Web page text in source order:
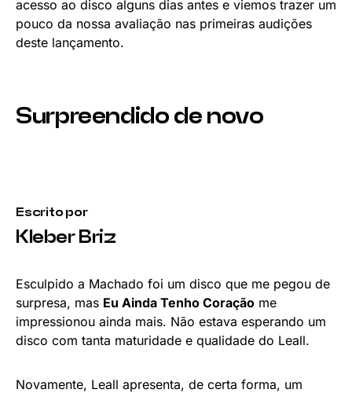
acesso ao disco alguns dias antes e viemos trazer um
pouco da nossa avaliação nas primeiras audições
deste lançamento.
Surpreendido de novo
Escrito por
Kleber Briz
Esculpido a Machado foi um disco que me pegou de
surpresa, mas Eu Ainda Tenho Coração me
impressionou ainda mais. Não estava esperando um
disco com tanta maturidade e qualidade do Leall.
Novamente, Leall apresenta, de certa forma, um